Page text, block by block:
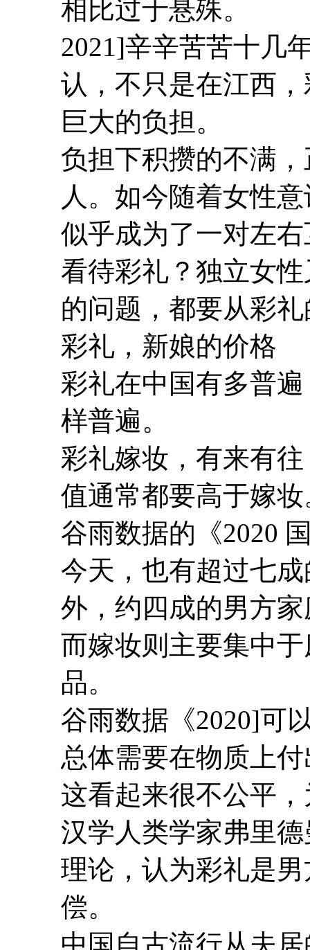
相比过于悬殊。
2021]辛辛苦苦十几
认，不只是在江西
巨大的负担。
负担下积攒的不满
人。如今随着女性
似乎成为了一对左
看待彩礼？独立女
的问题，都要从彩
彩礼，新娘的价格
彩礼在中国有多普
样普遍。
彩礼嫁妆，有来有
值通常都要高于嫁妆
谷雨数据的《2020
今天，也有超过七
外，约四成的男方
而嫁妆则主要集中
品。
谷雨数据《2020]可
总体需要在物质上
这看起来很不公平
汉学人类学家弗里
理论，认为彩礼是
偿。
中国自古流行从夫